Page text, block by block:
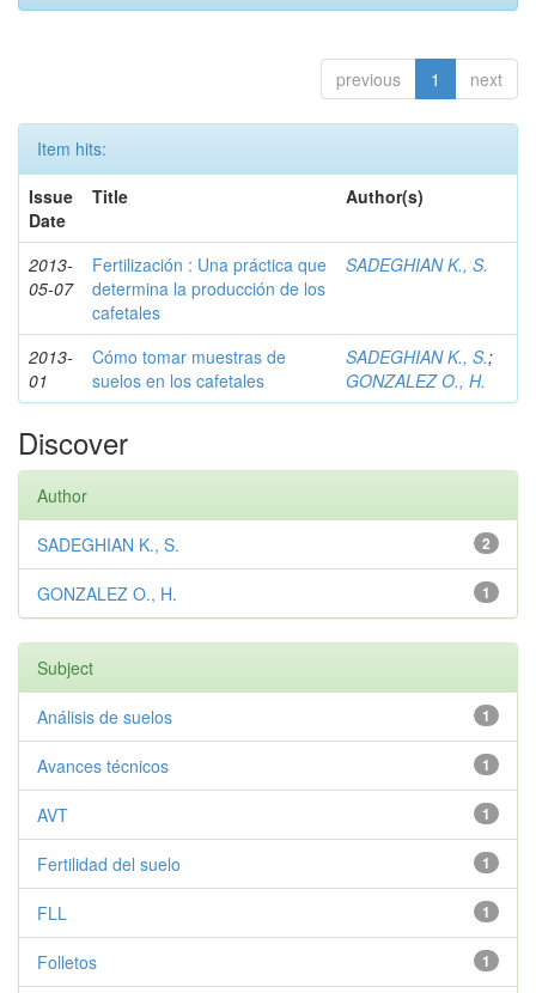
previous 1 next
Item hits:
Issue
Date
Title Author(s)
2013-
05-07
Fertilización : Una práctica que
determina la producción de los
cafetales
SADEGHIAN K., S.
2013-
01
Cómo tomar muestras de
suelos en los cafetales
SADEGHIAN K., S.;
GONZALEZ O., H.
Discover
Author
2
SADEGHIAN K., S.
1
GONZALEZ O., H.
Subject
1
Análisis de suelos
1
Avances técnicos
1
AVT
1
Fertilidad del suelo
1
FLL
1
Folletos